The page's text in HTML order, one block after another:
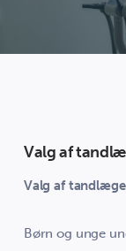
Valg af
Valg af tandlæge
Børn og unge